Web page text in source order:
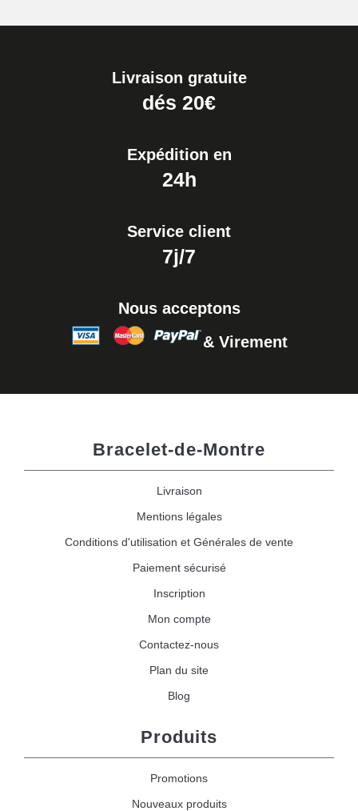
Extracteur de Bracelet de
Montre Facile
Livraison gratuite
dés 20€
Expédition en
24h
Service client
7j/7
Nous acceptons
& Virement
Bracelet-de-Montre
Livraison
Mentions légales
Conditions d'utilisation et Générales de vente
Paiement sécurisé
Inscription
Mon compte
Contactez-nous
Plan du site
Blog
Produits
Promotions
Nouveaux produits